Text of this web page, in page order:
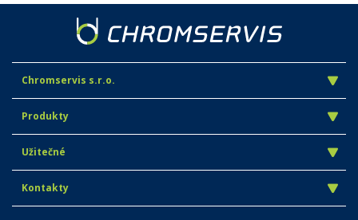
Chromservis s.r.o.
Produkty
Užitečné
Kontakty